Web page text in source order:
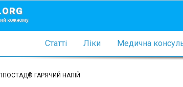
кожному
Статті Ліки Медична
ГАРЯЧИЙ НАПІЙ